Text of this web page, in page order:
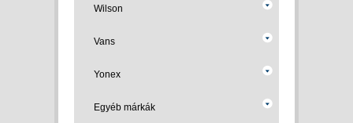
Wilson
Vans
Yonex
Egyéb márkák